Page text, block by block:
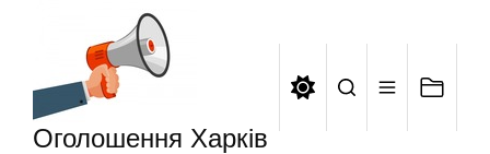
Оголошення Харків